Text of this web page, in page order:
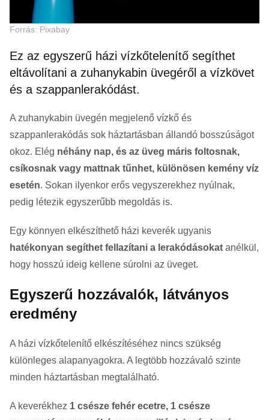
Forrás: Pixabay
Ez az egyszerű házi vízkőtelenítő segíthet
eltávolítani a zuhanykabin üvegéről a vízkövet
és a szappanlerakódást.
A zuhanykabin üvegén megjelenő vízkő és
szappanlerakódás sok háztartásban állandó bosszúságot
okoz. Elég néhány nap, és az üveg máris foltosnak,
csíkosnak vagy mattnak tűnhet, különösen kemény víz
esetén. Sokan ilyenkor erős vegyszerekhez nyúlnak,
pedig létezik egyszerűbb megoldás is.
Egy könnyen elkészíthető házi keverék ugyanis
hatékonyan segíthet fellazítani a lerakódásokat anélkül,
hogy hosszú ideig kellene súrolni az üveget.
Egyszerű hozzávalók, látványos
eredmény
A házi vízkőtelenítő elkészítéséhez nincs szükség
különleges alapanyagokra. A legtöbb hozzávaló szinte
minden háztartásban megtalálható.
A keverékhez 1 csésze fehér ecetre, 1 csésze